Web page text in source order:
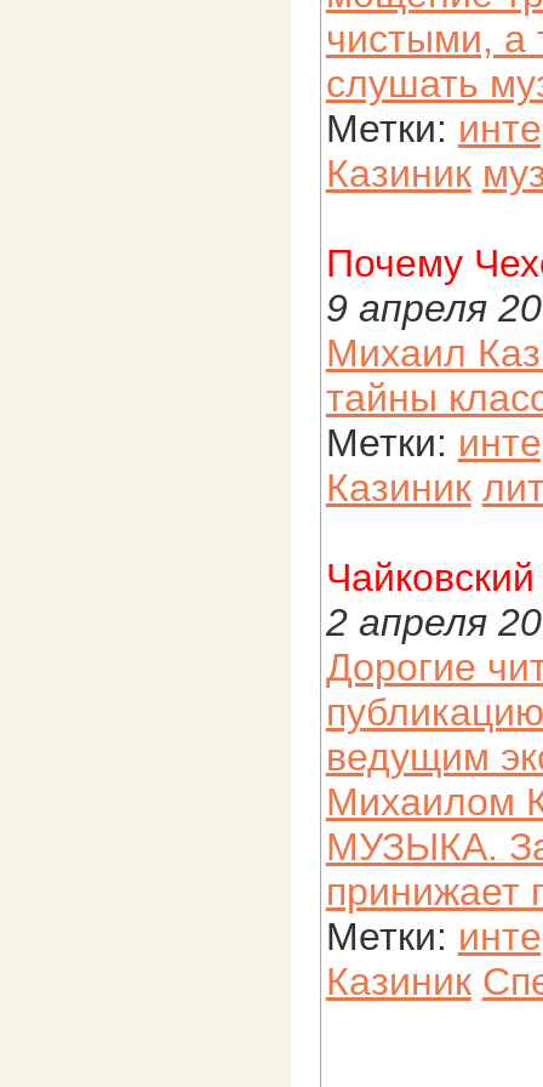
чистыми,
слушать
Метки:
Казиник
Почему
9 апреля
Михаил
тайны
Метки:
Казиник
2 апреля
Дорогие
ведущим
Михаилом
МУЗЫКА.
принижает
Метки:
Казиник